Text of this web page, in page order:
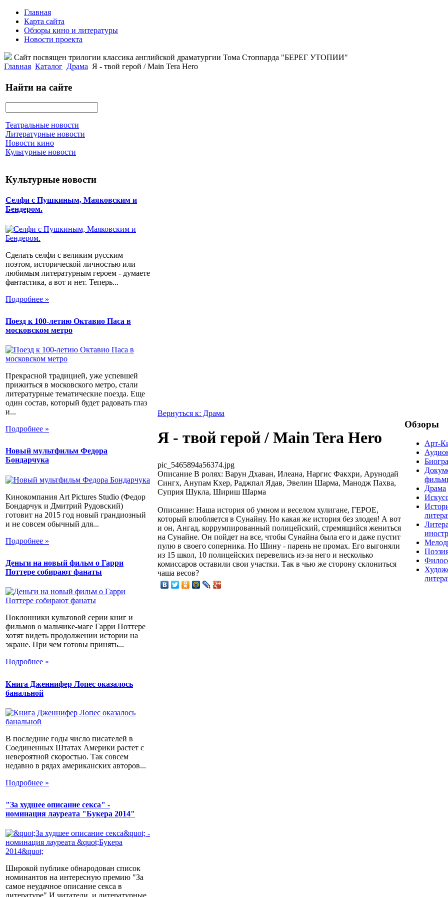
Главная
Карта сайта
Обзоры кино и литературы
Новости проекта
Сайт посвящен трилогии классика английской драматургии Тома Стоппарда "БЕРЕГ УТОПИИ"
Главная Каталог Драма Я - твой герой / Main Tera Hero
Найти на сайте
Театральные новости
Литературные новости
Новости кино
Культурные новости
Культурные новости
Селфи с Пушкиным, Маяковским и
Бендером.
Сделать селфи с великим русским
поэтом, исторической личностью или
любимым литературным героем - думаете
фантастика, а вот и нет. Теперь...
Подробнее »
Поезд к 100-летию Октавио Паса в
московском метро
Прекрасной традицией, уже успевшей
прижиться в московского метро, стали
литературные тематические поезда. Еще
один состав, который будет радовать глаз
и...
Подробнее »
Новый мультфильм Федора
Бондарчука
Кинокомпания Art Pictures Studio (Федор
Бондарчук и Дмитрий Рудовский)
готовит на 2015 год новый грандиозный
и не совсем обычный для...
Подробнее »
Деньги на новый фильм о Гарри
Поттере собирают фанаты
Поклонники культовой серии книг и
фильмов о мальчике-маге Гарри Поттере
хотят видеть продолжении истории на
экране. При чем готовы принять...
Подробнее »
Книга Дженнифер Лопес оказалось
банальной
В последние годы число писателей в
Соединенных Штатах Америки растет с
невероятной скоростью. Так совсем
недавно в рядах американских авторов...
Подробнее »
"За худшее описание секса" -
номинация лауреата "Букера 2014"
Широкой публике обнародован список
номинантов на интересную премию "За
самое неудачное описание секса в
Вернуться к: Драма
Я - твой герой / Main Tera Hero
pic_5465894a56374.jpg
Описание В ролях: Варун Дхаван, Илеана, Наргис Факхри, Арунодай
Сингх, Анупам Кхер, Раджпал Ядав, Эвелин Шарма, Манодж Пахва,
Суприя Шукла, Шириш Шарма
Описание: Наша история об умном и веселом хулигане, ГЕРОЕ,
который влюбляется в Сунайну. Но какая же история без злодея! А вот
и он, Ангад, коррумпированный полицейский, стремящийся жениться
на Сунайне. Он пойдет на все, чтобы Сунайна была его и даже пустит
пулю в своего соперника. Но Шину - парень не промах. Его выгоняли
из 15 школ, 10 полицейских перевелись из-за него и несколько
комиссаров оставили свои участки. Так в чью же сторону склониться
чаша весов?
Обзоры
Арт-
Драма